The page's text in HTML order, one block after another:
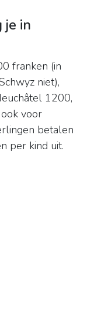
je in
franken (in
niet),
1200,
voor
betalen
per kind uit.